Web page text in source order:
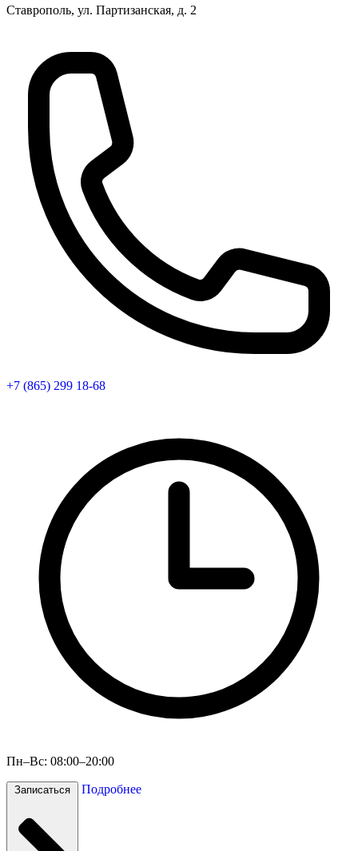
Ставрополь, ул. Партизанская, д. 2
+7 (865) 299 18-68
Пн–Вс: 08:00–20:00
Записаться Подробнее